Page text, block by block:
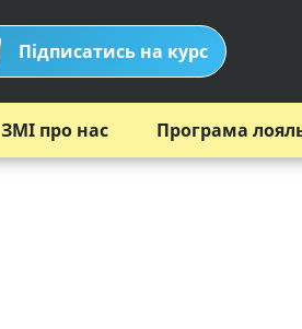
Підписатись на курс
ЗМІ про нас Програма